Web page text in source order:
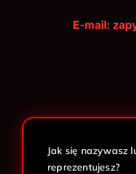
E-mail:
Jak się nazywasz
reprezentujesz?